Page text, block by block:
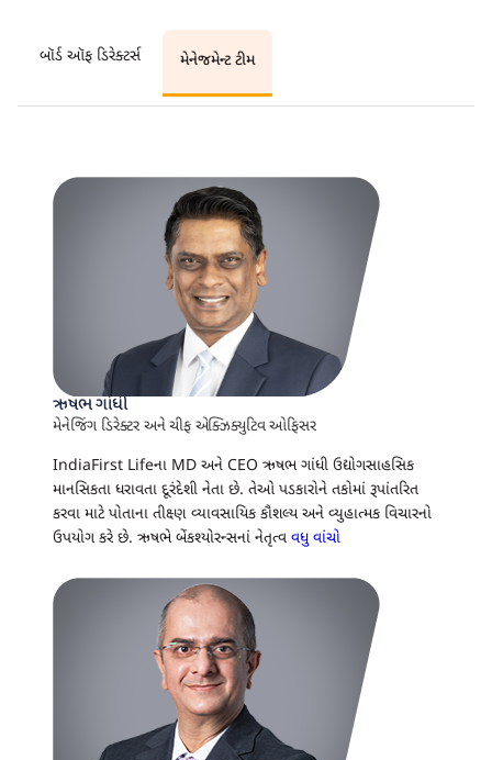
બૉર્ડ ઑફ ડિરેક્ટર્સ મેનેજમેન્ટ ટીમ
ઋષભ ગાંધી
મેનેજિંગ ડિરેક્ટર અને ચીફ એક્ઝિક્યુટિવ ઓફિસર
IndiaFirst Lifeના MD અને CEO ઋષભ ગાંધી ઉદ્યોગસાહસિક
માનસિકતા ધરાવતા દૂરંદેશી નેતા છે. તેઓ પડકારોને તકોમાં રૂપાંતરિત
કરવા માટે પોતાના તીક્ષ્ણ વ્યાવસાયિક કૌશલ્ય અને વ્યુહાત્મક વિચારનો
ઉપયોગ કરે છે. ઋષભે બેંકશ્યોરન્સનાં નેતૃત્વ વધુ વાંચો